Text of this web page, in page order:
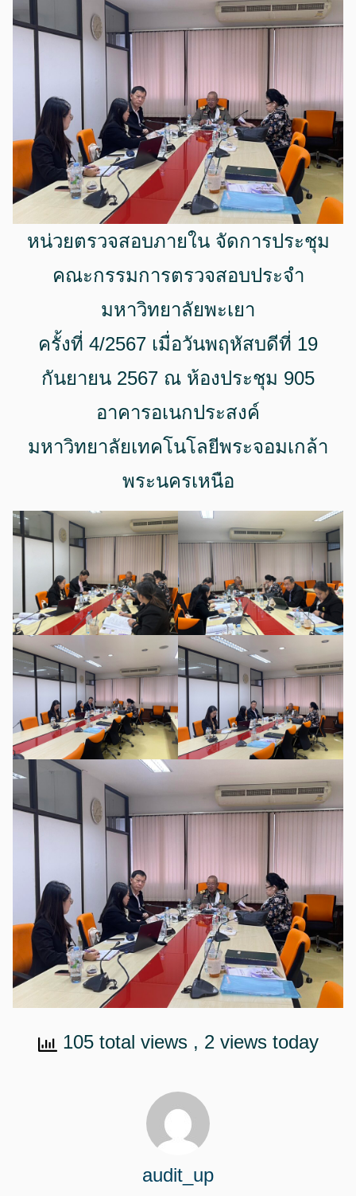
หน่วยตรวจสอบภายใน จัดการประชุม
คณะกรรมการตรวจสอบประจำ
มหาวิทยาลัยพะเยา
ครั้งที่ 4/2567 เมื่อวันพฤหัสบดีที่ 19
กันยายน 2567 ณ ห้องประชุม 905
อาคารอเนกประสงค์
มหาวิทยาลัยเทคโนโลยีพระจอมเกล้า
พระนครเหนือ
105 total views , 2 views today
audit_up